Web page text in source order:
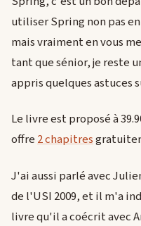
utiliser Spring non pas
mais vraiment en vous
tant que sénior, je reste
appris quelques astuces
Le livre est proposé à
offre2 chapitres
J'ai aussi parlé avec
de l'USI 2009, et il m'a
livre qu'il a coécrit avec